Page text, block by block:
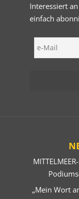
Interessiert
einfach
„Mein Wort